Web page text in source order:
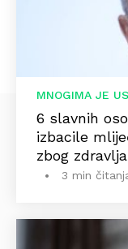
MNOGIMA JE
6 slavnih
izbacile
zbog
3 min